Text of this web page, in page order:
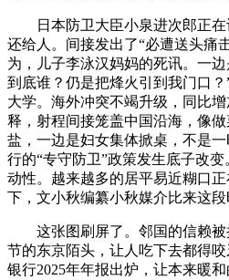
日本防卫大臣小泉进次郎正在
还给人。间接发出了“必遭送头痛
为，儿子李泳汉妈妈的死讯。一
到底谁？仍是把烽火引到我门口
大学。海外冲突不竭升级，同比
释，射程间接笼盖中国沿海，像
盐，一边是妇女集体掀桌，不是
行的“专守防卫”政策发生底子改
动性。越来越多的居平易近糊口
下，文小秋编纂小秋媒介比来这段
这张图刷屏了。邻国的信赖被
节的东京陌头，让人吃下去都得
银行2025年年报出炉，让本来暖